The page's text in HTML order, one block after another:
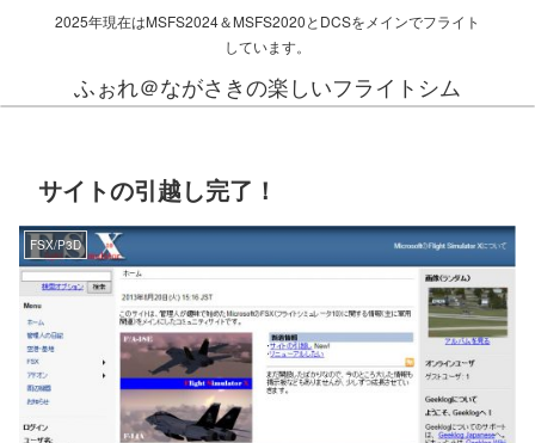
2025年現在はMSFS2024＆MSFS2020とDCSをメインでフライト
しています。
ふぉれ＠ながさきの楽しいフライトシム
サイトの引越し完了！
FSX/P3D